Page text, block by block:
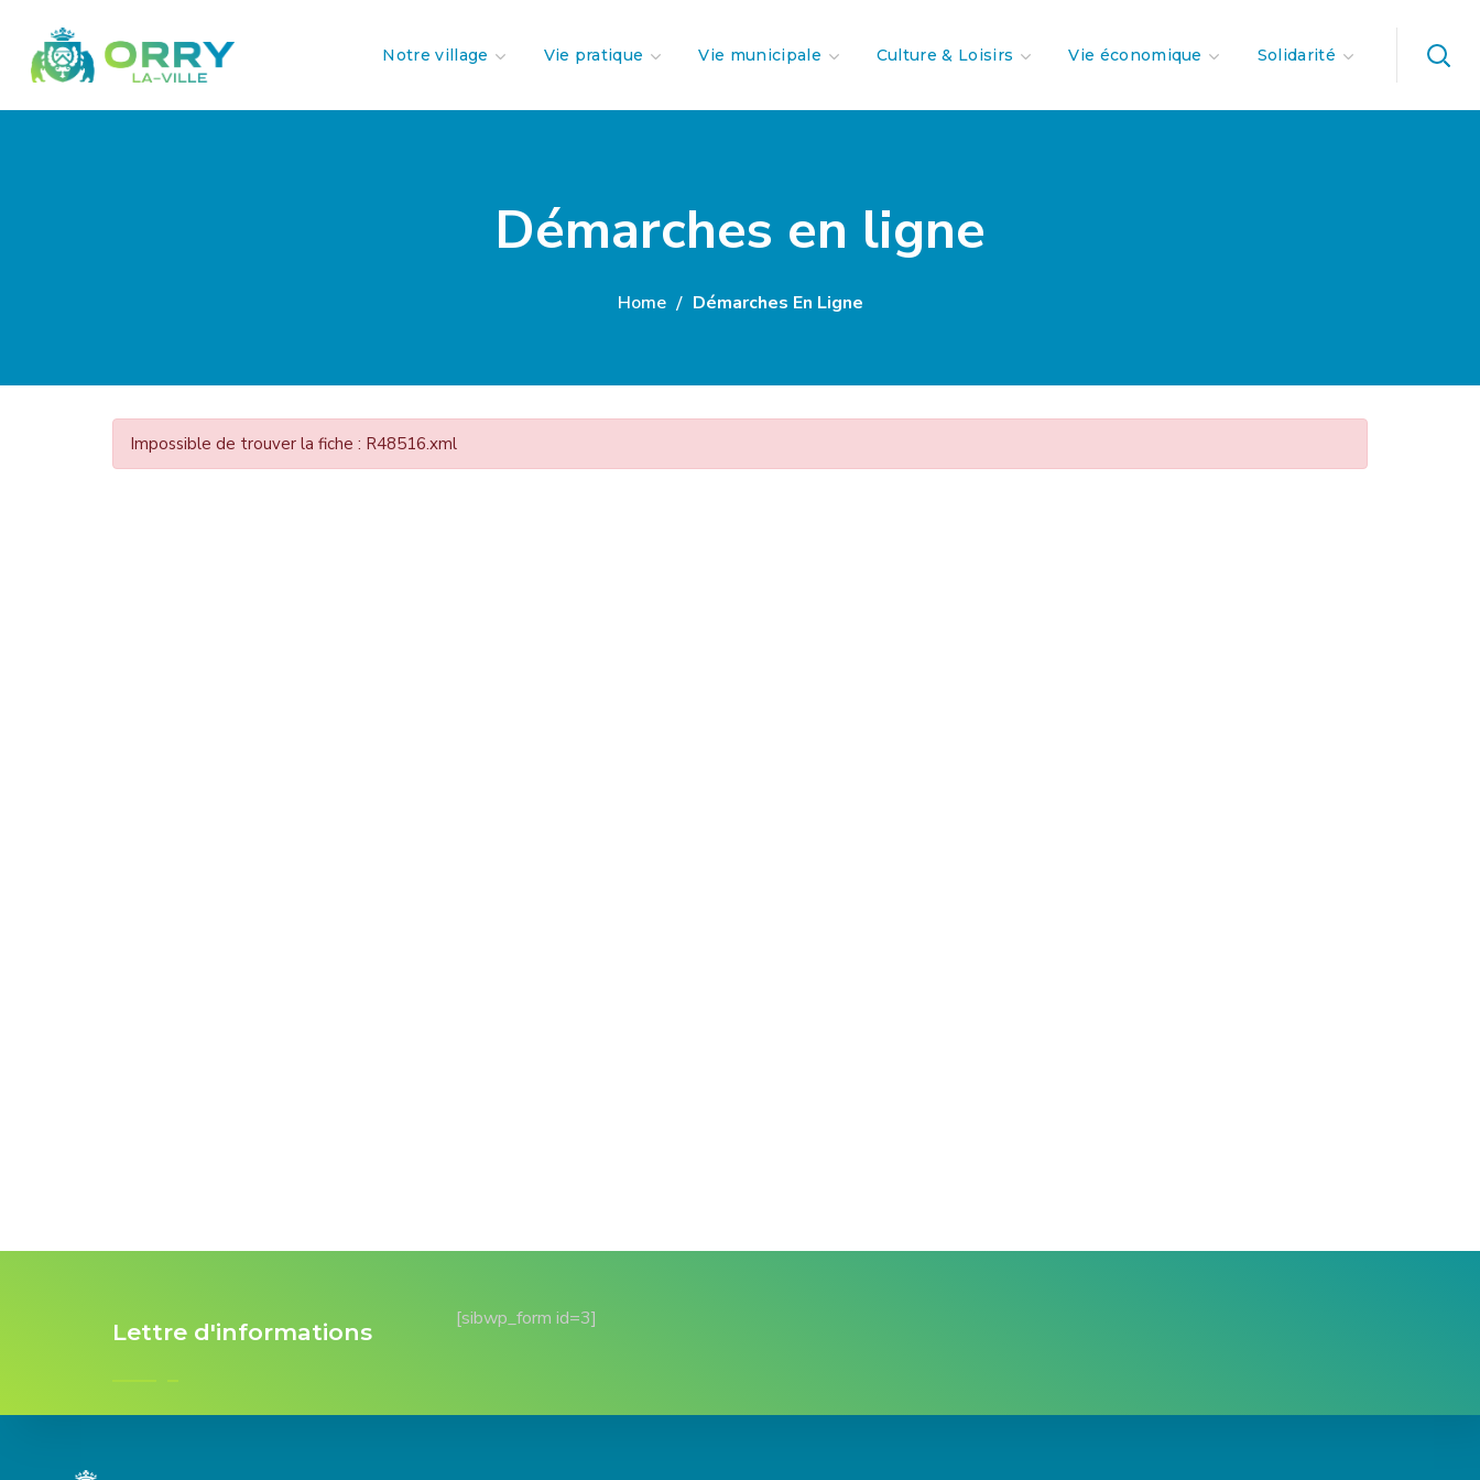
Notre village Vie pratique Vie municipale Culture & Loisirs Vie économique Solidarité
Démarches en ligne
Home Démarches En Ligne
Impossible de trouver la fiche : R48516.xml
Lettre d'informations [sibwp_form id=3]